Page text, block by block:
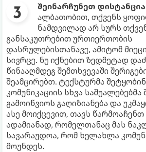
შეინარჩუნეთ
ალბათობით, თქვენს
ნამდვილად არ სურს
განსაკუთრებით ურთიერთობის
დასრულებისთანავე, ამიტომ
სივრცე. ნუ იქნებით ზედმეტად
წინააღმდეგ შემთხვევაში
შეამცირებთ. ტექსტურმა
კომუნიკაციის სხვა საშუალებებმა
გამოიწვიოს გაღიზიანება და
ასე მოიქცევით, თავს
ადამიანად, რომელთანაც მას
სავარაუდოა, რომ ხელახლა
მოუნდეს.